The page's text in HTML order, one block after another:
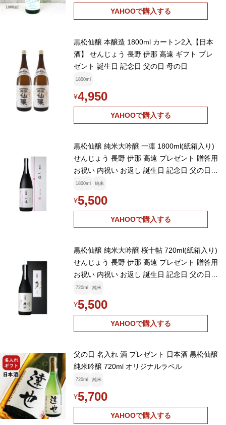
YAHOOで購入する
黒松仙醸 本醸造 1800ml カートン2入【日本
酒】 せんじょう 長野 伊那 高遠 ギフト プレ
ゼント 誕生日 記念日 父の日 母の日
1800ml
¥4,950
YAHOOで購入する
黒松仙醸 純米大吟醸 一凛 1800ml(紙箱入り)
せんじょう 長野 伊那 高遠 プレゼント 贈答用
お祝い 内祝い お返し 誕生日 記念日 父の日
母の日
1800ml 純米
¥5,500
YAHOOで購入する
黒松仙醸 純米大吟醸 桜十帖 720ml(紙箱入り)
せんじょう 長野 伊那 高遠 プレゼント 贈答用
お祝い 内祝い お返し 誕生日 記念日 父の日
母の日
720ml 純米
¥5,500
YAHOOで購入する
父の日 名入れ 酒 プレゼント 日本酒 黒松仙醸
純米吟醸 720ml オリジナルラベル
720ml 純米
¥5,700
YAHOOで購入する